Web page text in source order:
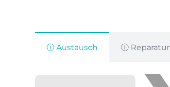
ⓘ Austausch ⓘ Reparatur